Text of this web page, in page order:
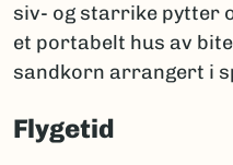
siv- og starrike pytter
et portabelt hus av
sandkorn arrangert i
Flygetid